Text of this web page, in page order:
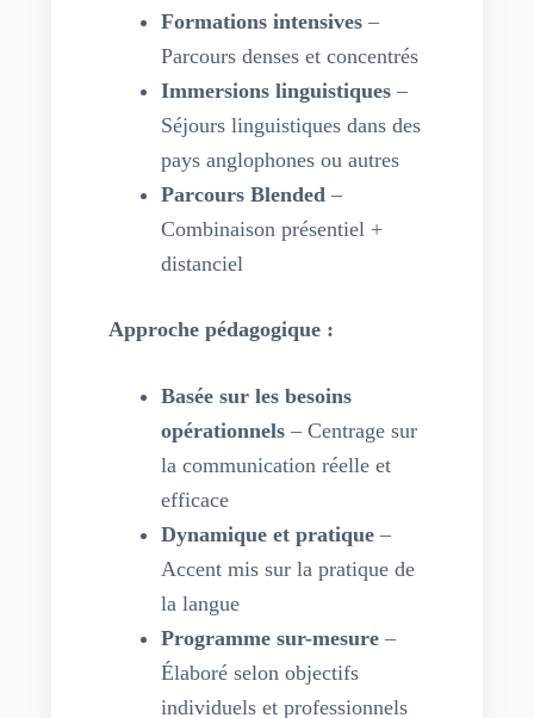
Formations intensives–
Parcours denses et concentrés
Immersions linguistiques–
Séjours linguistiques dans des
pays anglophones ou autres
Parcours Blended –
Combinaison présentiel +
distanciel
Approche pédagogique :
Basée sur les besoins
opérationnels– Centrage sur
la communication réelle et
efficace
Dynamique et pratique–
Accent mis sur la pratique de
la langue
Programme sur-mesure–
Élaboré selon objectifs
individuels et professionnels